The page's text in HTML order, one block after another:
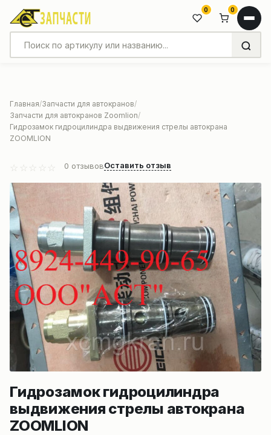
0 0
Главная Запчасти для автокранов
Запчасти для автокранов Zoomlion
Гидрозамок гидроцилиндра выдвижения стрелы автокрана
ZOOMLION
0 отзывовОставить отзыв
Гидрозамок гидроцилиндра
выдвижения стрелы автокрана
ZOOMLION